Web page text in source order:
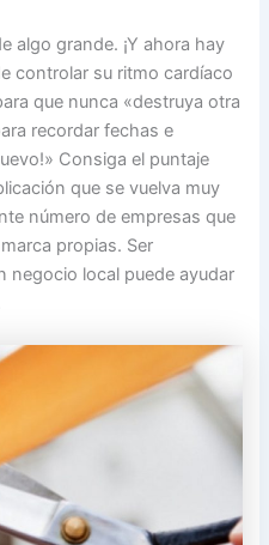
algo grande. ¡Y ahora hay
controlar su ritmo cardíaco
que nunca «destruya otra
recordar fechas e
Consiga el puntaje
que se vuelva muy
número de empresas que
propias. Ser
negocio local puede ayudar